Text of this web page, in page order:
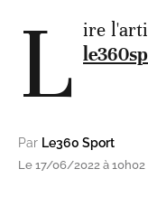
L ire
Par Le360 Sport
Le 17/06/2022 à 10h02